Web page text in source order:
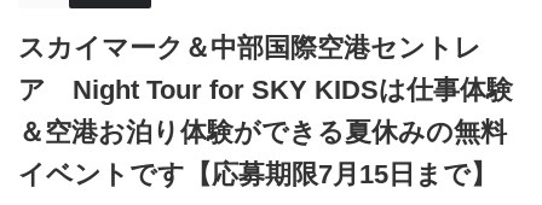
スカイマーク＆中部国際空港セントレ
ア Night Tour for SKY KIDSは仕事体験
＆空港お泊り体験ができる夏休みの無料
イベントです【応募期限7月15日まで】